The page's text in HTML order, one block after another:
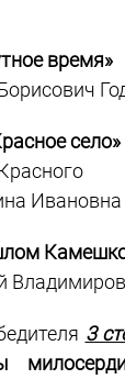
время»
село»
Ивановна
3